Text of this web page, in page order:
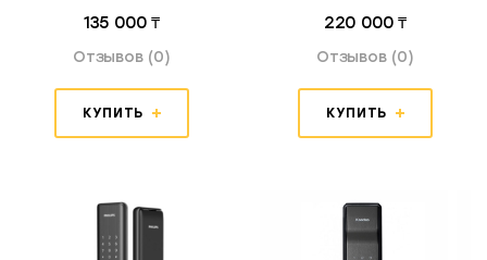
135 000 ₸
Отзывов (0)
КУПИТЬ
220 000 ₸
Отзывов (0)
КУПИТЬ